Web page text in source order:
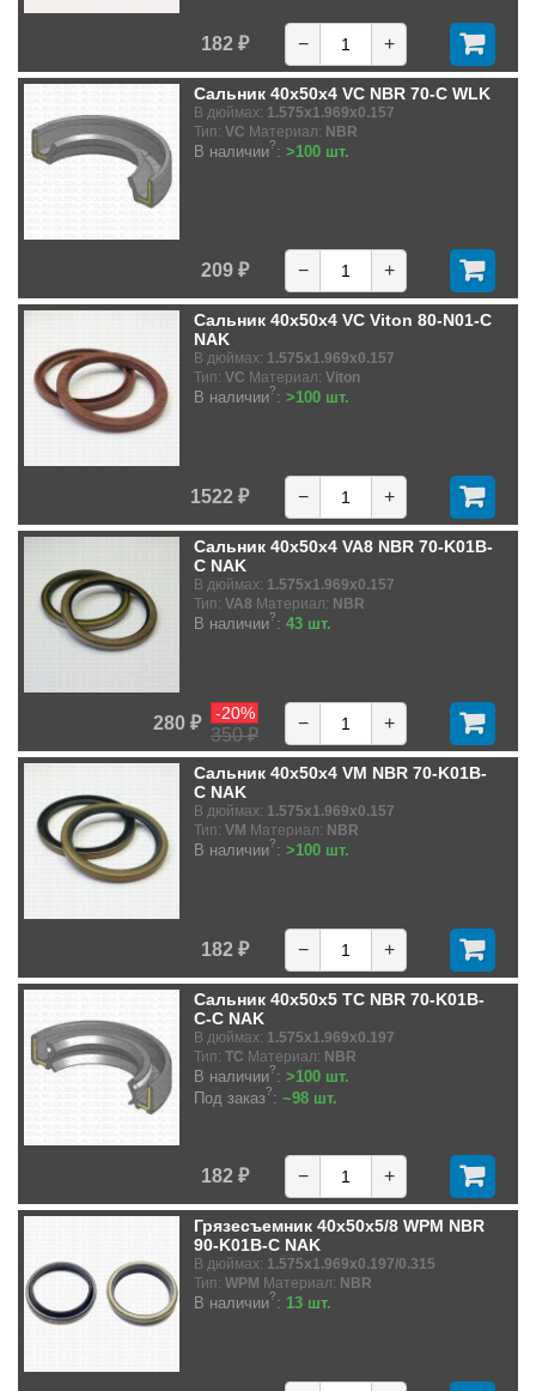
182 ₽ − +
Сальник 40x50x4 VC NBR 70-C WLK
В дюймах: 1.575x1.969x0.157
Тип: VC Материал: NBR
В наличии?: >100 шт.
209 ₽ − +
Сальник 40x50x4 VC Viton 80-N01-C
NAK
В дюймах: 1.575x1.969x0.157
Тип: VC Материал: Viton
В наличии?: >100 шт.
1522 ₽ − +
Сальник 40x50x4 VA8 NBR 70-K01B-
C NAK
В дюймах: 1.575x1.969x0.157
Тип: VA8 Материал: NBR
В наличии?: 43 шт.
280 ₽
350 ₽
-20% − +
Сальник 40x50x4 VM NBR 70-K01B-
C NAK
В дюймах: 1.575x1.969x0.157
Тип: VM Материал: NBR
В наличии?: >100 шт.
182 ₽ − +
Сальник 40x50x5 TC NBR 70-K01B-
C-C NAK
В дюймах: 1.575x1.969x0.197
Тип: TC Материал: NBR
В наличии?: >100 шт.
Под заказ?: ~98 шт.
182 ₽ − +
Грязесъемник 40x50x5/8 WPM NBR
90-K01B-C NAK
В дюймах: 1.575x1.969x0.197/0.315
Тип: WPM Материал: NBR
В наличии?: 13 шт.